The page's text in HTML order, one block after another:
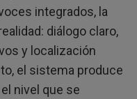
integrados, la
diálogo claro,
y localización
el sistema produce
nivel que se